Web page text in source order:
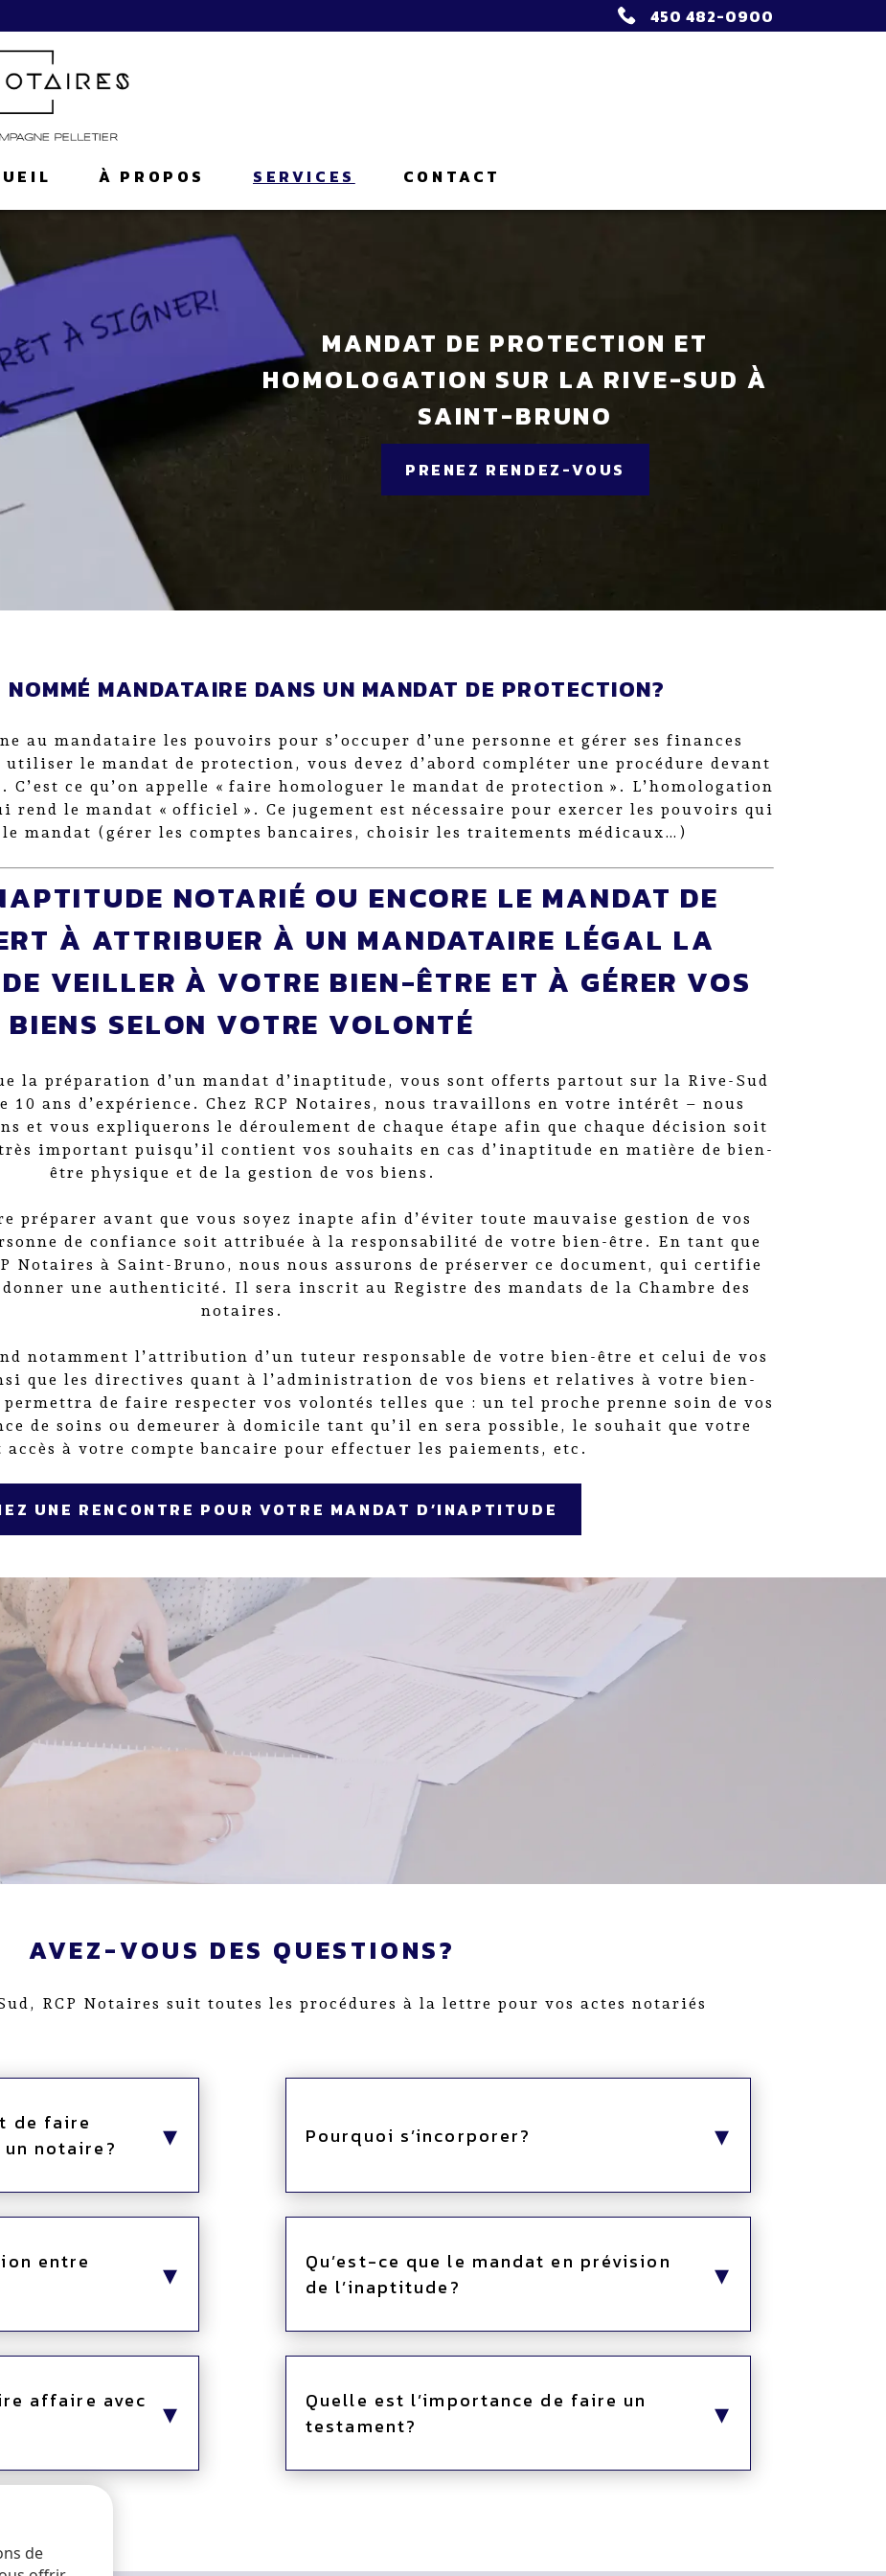
450 482-0900
À PROPOS SERVICES CONTACT
MANDAT DE PROTECTION ET
HOMOLOGATION SUR LA RIVE-SUD À
SAINT-BRUNO
PRENEZ RENDEZ-VOUS
MANDATAIRE DANS UN MANDAT DE PROTECTION?
au mandataire les pouvoirs pour s’occuper d’une personne et gérer ses finances
le mandat de protection, vous devez d’abord compléter une procédure devant
ce qu’on appelle « faire homologuer le mandat de protection ». L’homologation
rend le mandat « officiel ». Ce jugement est nécessaire pour exercer les pouvoirs qui
le mandat (gérer les comptes bancaires, choisir les traitements médicaux…)
NOTARIÉ OU ENCORE LE MANDAT DE
À ATTRIBUER À UN MANDATAIRE LÉGAL LA
VEILLER À VOTRE BIEN-ÊTRE ET À GÉRER VOS
BIENS SELON VOTRE VOLONTÉ
la préparation d’un mandat d’inaptitude, vous sont offerts partout sur la Rive-Sud
10 ans d’expérience. Chez RCP Notaires, nous travaillons en votre intérêt – nous
et vous expliquerons le déroulement de chaque étape afin que chaque décision soit
important puisqu’il contient vos souhaits en cas d’inaptitude en matière de bien-
être physique et de la gestion de vos biens.
avant que vous soyez inapte afin d’éviter toute mauvaise gestion de vos
de confiance soit attribuée à la responsabilité de votre bien-être. En tant que
Notaires à Saint-Bruno, nous nous assurons de préserver ce document, qui certifie
une authenticité. Il sera inscrit au Registre des mandats de la Chambre des
notaires.
notamment l’attribution d’un tuteur responsable de votre bien-être et celui de vos
que les directives quant à l’administration de vos biens et relatives à votre bien-
de faire respecter vos volontés telles que : un tel proche prenne soin de vos
de soins ou demeurer à domicile tant qu’il en sera possible, le souhait que votre
à votre compte bancaire pour effectuer les paiements, etc.
UNE RENCONTRE POUR VOTRE MANDAT D’INAPTITUDE
AVEZ-VOUS DES QUESTIONS?
RCP Notaires suit toutes les procédures à la lettre pour vos actes notariés
de faire
notaire?
Pourquoi s’incorporer?
entre
Qu’est-ce que le mandat en prévision
de l’inaptitude?
affaire avec
Quelle est l’importance de faire un
testament?
de